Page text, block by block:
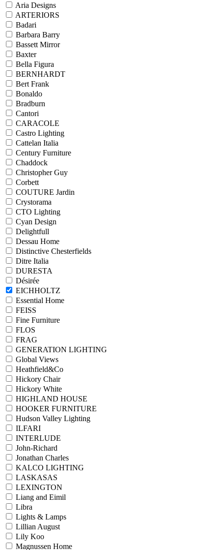
Aria Designs
ARTERIORS
Badari
Barbara Barry
Bassett Mirror
Baxter
Bella Figura
BERNHARDT
Bert Frank
Bonaldo
Bradburn
Cantori
CARACOLE
Castro Lighting
Cattelan Italia
Century Furniture
Chaddock
Christopher Guy
Corbett
COUTURE Jardin
Crystorama
CTO Lighting
Cyan Design
Delightfull
Dessau Home
Distinctive Chesterfields
Ditre Italia
DURESTA
Désirée
EICHHOLTZ
Essential Home
FEISS
Fine Furniture
FLOS
FRAG
GENERATION LIGHTING
Global Views
Heathfield&Co
Hickory Chair
Hickory White
HIGHLAND HOUSE
HOOKER FURNITURE
Hudson Valley Lighting
ILFARI
INTERLUDE
John-Richard
Jonathan Charles
KALCO LIGHTING
LASKASAS
LEXINGTON
Liang and Eimil
Libra
Lights & Lamps
Lillian August
Lily Koo
Magnussen Home